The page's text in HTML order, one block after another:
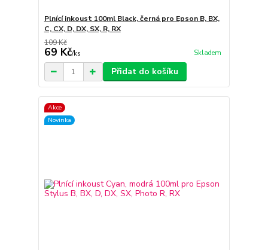
Plnící inkoust 100ml Black, černá pro Epson B, BX,
C, CX, D, DX, SX, R, RX
109 Kč
69 Kč/ks Skladem
Přidat do košíku
Akce
Novinka